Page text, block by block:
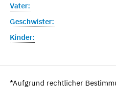
Vater:
Geschwister:
Kinder:
*Aufgrund rechtlicher